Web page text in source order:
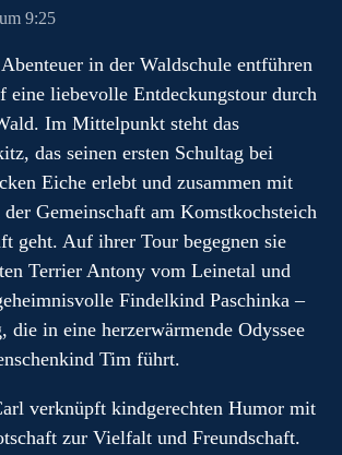
9:25
in der Waldschule entführen
eine liebevolle Entdeckungstour durch
Im Mittelpunkt steht das
das seinen ersten Schultag bei
Eiche erlebt und zusammen mit
Gemeinschaft am Komstkochsteich
geht. Auf ihrer Tour begegnen sie
Terrier Antony vom Leinetal und
Findelkind Paschinka –
die in eine herzerwärmende Odyssee
Tim führt.
verknüpft kindgerechten Humor mit
zur Vielfalt und Freundschaft.